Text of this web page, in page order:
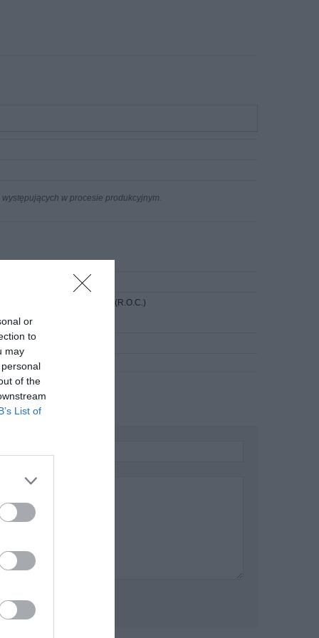
or
to
may
of the
List of
w procesie produkcyjnym.
New Taipei City, Taiwan (R.O.C.)